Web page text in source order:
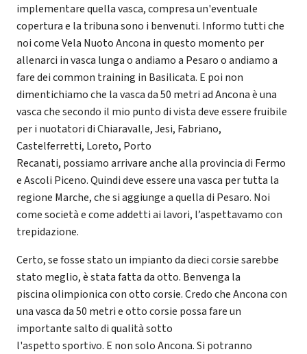
implementare quella vasca, compresa un'eventuale
copertura e la tribuna sono i benvenuti. Informo tutti che
noi come Vela Nuoto Ancona in questo momento per
allenarci in vasca lunga o andiamo a Pesaro o andiamo a
fare dei common training in Basilicata. E poi non
dimentichiamo che la vasca da 50 metri ad Ancona è una
vasca che secondo il mio punto di vista deve essere fruibile
per i nuotatori di Chiaravalle, Jesi, Fabriano,
Castelferretti, Loreto, Porto
Recanati, possiamo arrivare anche alla provincia di Fermo
e Ascoli Piceno. Quindi deve essere una vasca per tutta la
regione Marche, che si aggiunge a quella di Pesaro. Noi
come società e come addetti ai lavori, l’aspettavamo con
trepidazione.
Certo, se fosse stato un impianto da dieci corsie sarebbe
stato meglio, è stata fatta da otto. Benvenga la
piscina olimpionica con otto corsie. Credo che Ancona con
una vasca da 50 metri e otto corsie possa fare un
importante salto di qualità sotto
l'aspetto sportivo. E non solo Ancona. Si potranno